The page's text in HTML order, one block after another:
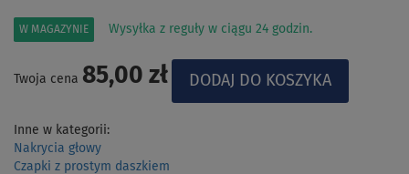
W MAGAZYNIE Wysyłka z reguły w ciągu 24 godzin.
Twoja cena 85,00 zł
Inne w kategorii:
Nakrycia głowy
Czapki z prostym daszkiem